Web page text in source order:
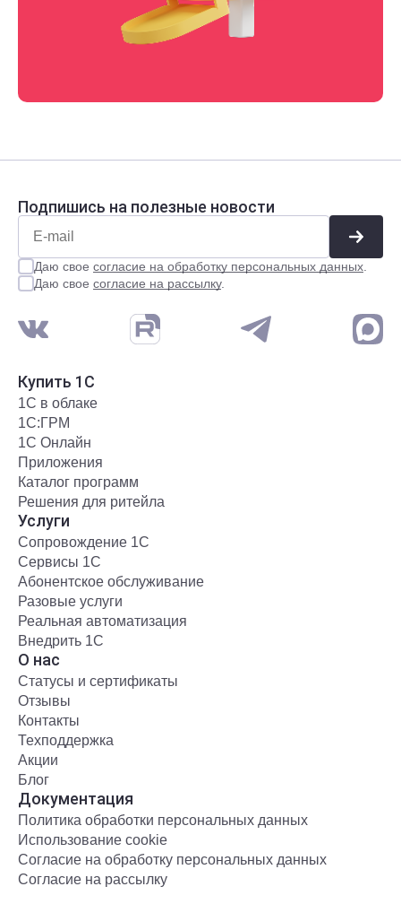
Подпишись на полезные новости
Даю свое согласие на обработку персональных данных
Даю свое согласие на рассылку.
Купить 1С
1С в облаке
1С:ГРМ
1С Онлайн
Приложения
Каталог программ
Решения для ритейла
Услуги
Сопровождение 1С
Сервисы 1С
Абонентское обслуживание
Разовые услуги
Реальная автоматизация
Внедрить 1С
О нас
Статусы и сертификаты
Отзывы
Контакты
Техподдержка
Акции
Блог
Документация
Политика обработки персональных данных
Использование cookie
Согласие на обработку персональных данных
Согласие на рассылку